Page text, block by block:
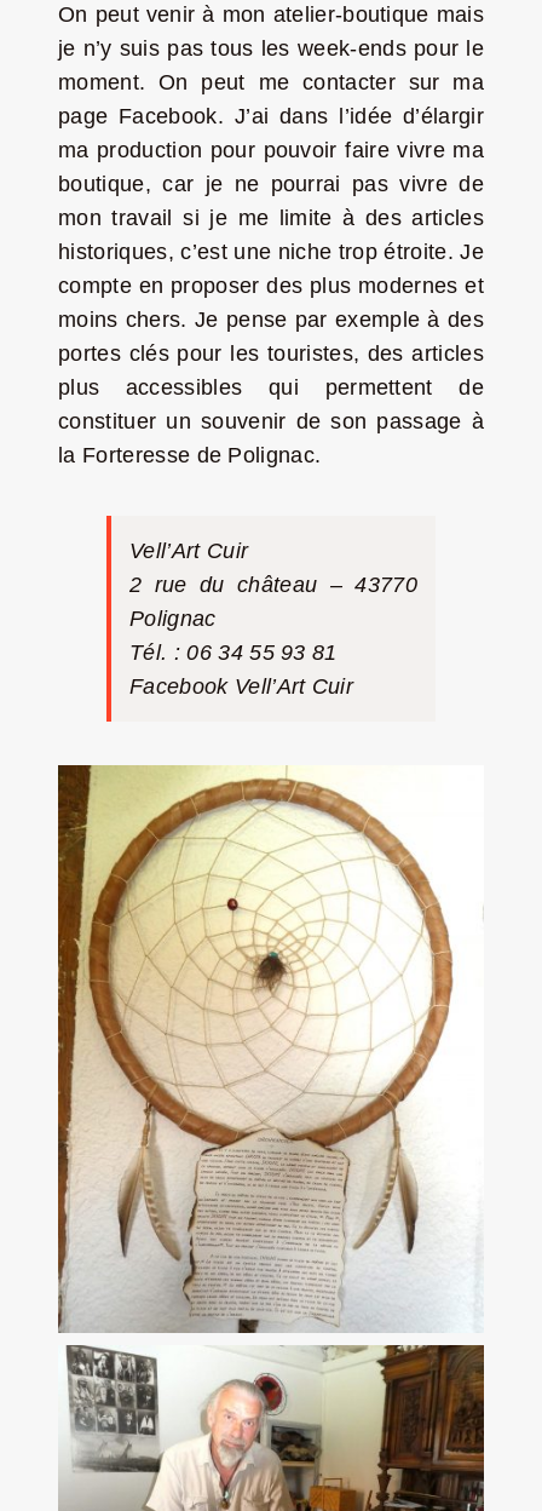
On peut venir à mon atelier-boutique mais
je n’y suis pas tous les week-ends pour le
moment. On peut me contacter sur ma
page Facebook. J’ai dans l’idée d’élargir
ma production pour pouvoir faire vivre ma
boutique, car je ne pourrai pas vivre de
mon travail si je me limite à des articles
historiques, c’est une niche trop étroite. Je
compte en proposer des plus modernes et
moins chers. Je pense par exemple à des
portes clés pour les touristes, des articles
plus accessibles qui permettent de
constituer un souvenir de son passage à
la Forteresse de Polignac.
Vell’Art Cuir
2 rue du château – 43770
Polignac
Tél. : 06 34 55 93 81
Facebook Vell’Art Cuir